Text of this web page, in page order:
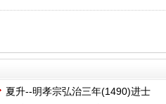
夏升--明孝宗弘治三年(1490)进士